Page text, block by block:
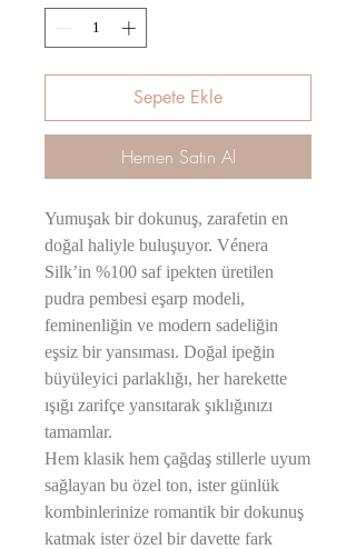
Sepete Ekle
Hemen Satın Al
Yumuşak bir dokunuş, zarafetin en
doğal haliyle buluşuyor. Vénera
Silk’in %100 saf ipekten üretilen
pudra pembesi eşarp modeli,
feminenliğin ve modern sadeliğin
eşsiz bir yansıması. Doğal ipeğin
büyüleyici parlaklığı, her harekette
ışığı zarifçe yansıtarak şıklığınızı
tamamlar.
Hem klasik hem çağdaş stillerle uyum
sağlayan bu özel ton, ister günlük
kombinlerinize romantik bir dokunuş
katmak ister özel bir davette fark